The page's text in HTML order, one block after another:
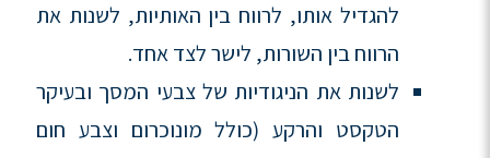
להגדיל אותו, לרווח בין האותיות, לשנות את
הרווח בין השורות, לישר לצד אחד.
לשנות את הניגודיות של צבעי המסך ובעיקר
הטקסט והרקע (כולל מונוכרום וצבע חום